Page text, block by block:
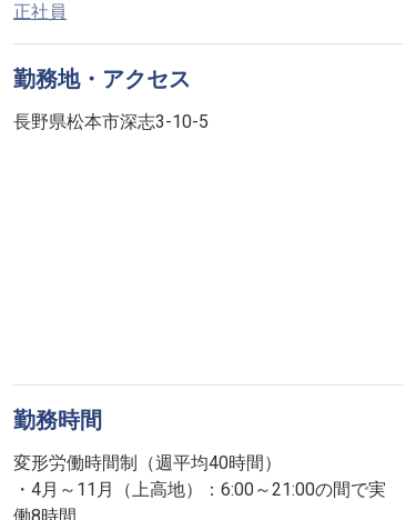
正社員
勤務地・アクセス
長野県松本市深志3-10-5
勤務時間
変形労働時間制（週平均40時間）
・4月～11月（上高地）：6:00～21:00の間で実